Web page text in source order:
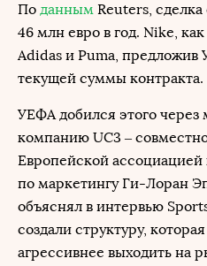
По данным Reuters,
46 млн евро в год. Nike,
Adidas и Puma, предложив
текущей суммы контракта.
УЕФА добился этого через
компанию UC3 –
Европейской
по маркетингу Ги-Лоран
объяснял в интервью
создали структуру,
агрессивнее выходить на